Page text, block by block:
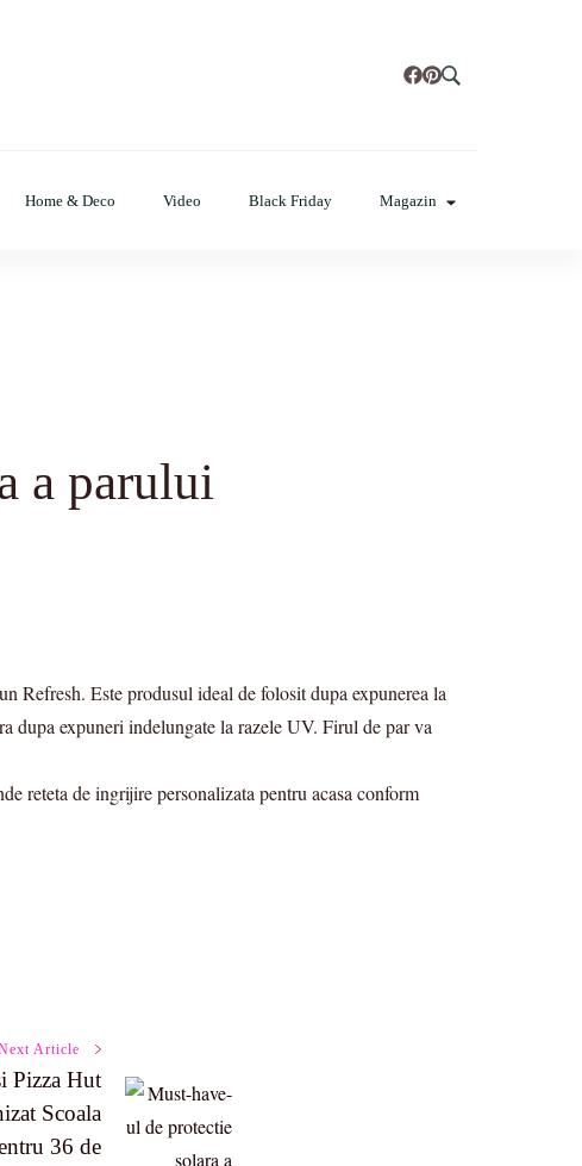
Home & Deco Video Black Friday Magazin
a parului
Refresh. Este produsul ideal de folosit dupa expunerea la
dupa expuneri indelungate la razele UV. Firul de par va
reteta de ingrijire personalizata pentru acasa conform
Article
Pizza Hut
Scoala
36 de